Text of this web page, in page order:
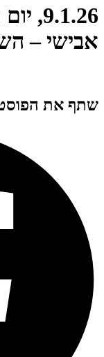
אבישי –
שתף את